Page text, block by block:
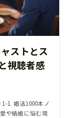
ストとス
視聴者感
1. 婚活1000本ノ
や結婚に悩む現